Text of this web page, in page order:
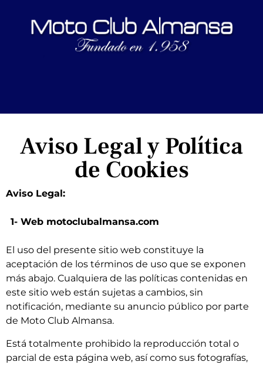
Aviso Legal y Política
de Cookies
Aviso Legal:
1- Web motoclubalmansa.com
El uso del presente sitio web constituye la
aceptación de los términos de uso que se exponen
más abajo. Cualquiera de las políticas contenidas en
este sitio web están sujetas a cambios, sin
notificación, mediante su anuncio público por parte
de Moto Club Almansa.
Está totalmente prohibido la reproducción total o
parcial de esta página web, así como sus fotografías,